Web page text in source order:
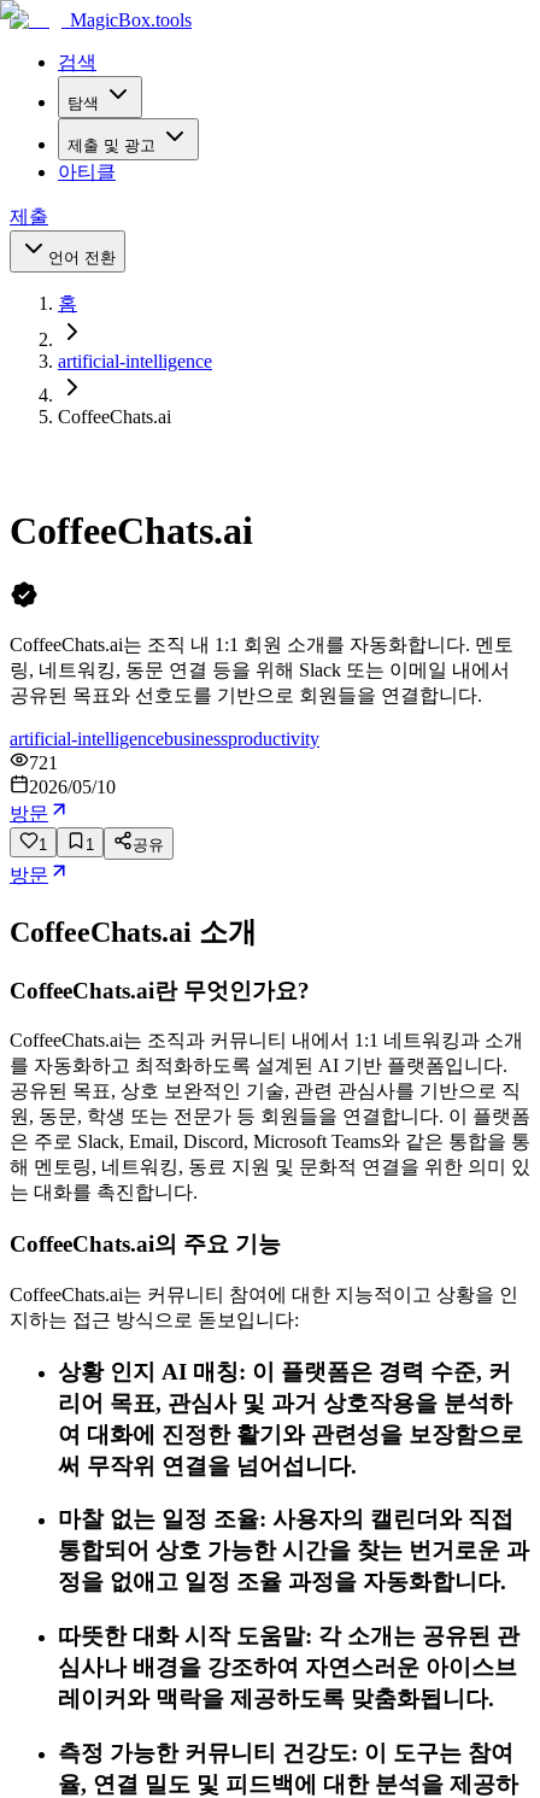
MagicBox.tools
검색
탐색
제출 및 광고
아티클
제출
언어 전환
홈
artificial-intelligence
CoffeeChats.ai
CoffeeChats.ai
CoffeeChats.ai는 조직 내 1:1 회원 소개를 자동화합니다. 멘토
링, 네트워킹, 동문 연결 등을 위해 Slack 또는 이메일 내에서
공유된 목표와 선호도를 기반으로 회원들을 연결합니다.
artificial-intelligencebusinessproductivity
721
2026/05/10
방문
1 1 공유
방문
CoffeeChats.ai 소개
CoffeeChats.ai란 무엇인가요?
CoffeeChats.ai는 조직과 커뮤니티 내에서 1:1 네트워킹과 소개
를 자동화하고 최적화하도록 설계된 AI 기반 플랫폼입니다.
공유된 목표, 상호 보완적인 기술, 관련 관심사를 기반으로 직
원, 동문, 학생 또는 전문가 등 회원들을 연결합니다. 이 플랫폼
은 주로 Slack, Email, Discord, Microsoft Teams와 같은 통합을 통
해 멘토링, 네트워킹, 동료 지원 및 문화적 연결을 위한 의미 있
는 대화를 촉진합니다.
CoffeeChats.ai의 주요 기능
CoffeeChats.ai는 커뮤니티 참여에 대한 지능적이고 상황을 인
지하는 접근 방식으로 돋보입니다:
상황 인지 AI 매칭: 이 플랫폼은 경력 수준, 커
리어 목표, 관심사 및 과거 상호작용을 분석하
여 대화에 진정한 활기와 관련성을 보장함으로
써 무작위 연결을 넘어섭니다.
마찰 없는 일정 조율: 사용자의 캘린더와 직접
통합되어 상호 가능한 시간을 찾는 번거로운 과
정을 없애고 일정 조율 과정을 자동화합니다.
따뜻한 대화 시작 도움말: 각 소개는 공유된 관
심사나 배경을 강조하여 자연스러운 아이스브
레이커와 맥락을 제공하도록 맞춤화됩니다.
측정 가능한 커뮤니티 건강도: 이 도구는 참여
율, 연결 밀도 및 피드백에 대한 분석을 제공하